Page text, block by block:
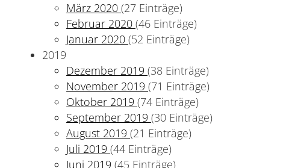
März 2020(27 Einträge)
Februar 2020(46 Einträge)
Januar 2020(52 Einträge)
2019
Dezember 2019(38 Einträge)
November 2019(71 Einträge)
Oktober 2019(74 Einträge)
September 2019(30 Einträge)
August 2019(21 Einträge)
Juli 2019(44 Einträge)
Juni 2019(45 Einträge)